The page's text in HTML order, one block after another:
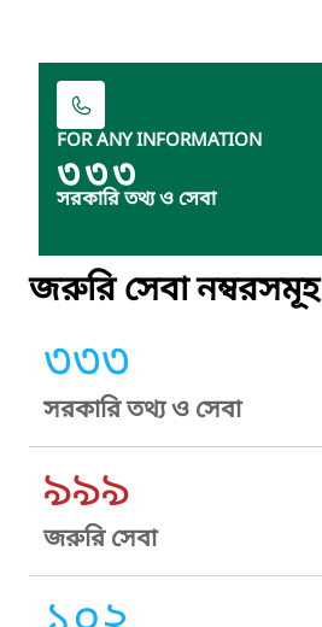
FOR ANY INFORMATION
৩৩৩
সরকারি তথ্য ও সেবা
জরুরি সেবা নম্বরসমূহ
৩৩৩
সরকারি তথ্য ও সেবা
৯৯৯
জরুরি সেবা